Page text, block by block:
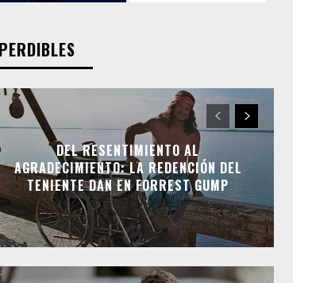
DEL RESENTIMIENTO AL
AGRADECIMIENTO: LA REDENCIÓN DEL
TENIENTE DAN EN FORREST GUMP